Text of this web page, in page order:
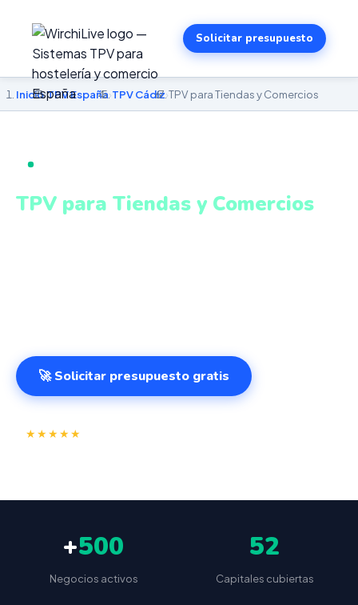
Solicitar presupuesto
Inicio›TPV España›TPV Cádiz›TPV para Tiendas y Comercios
TPV PARA TIENDAS Y COMERCIOS EN CÁDIZ
TPV para Tiendas y Comercios
🚀 Solicitar presupuesto gratis
★★★★★
+500
Negocios activos
52
Capitales cubiertas